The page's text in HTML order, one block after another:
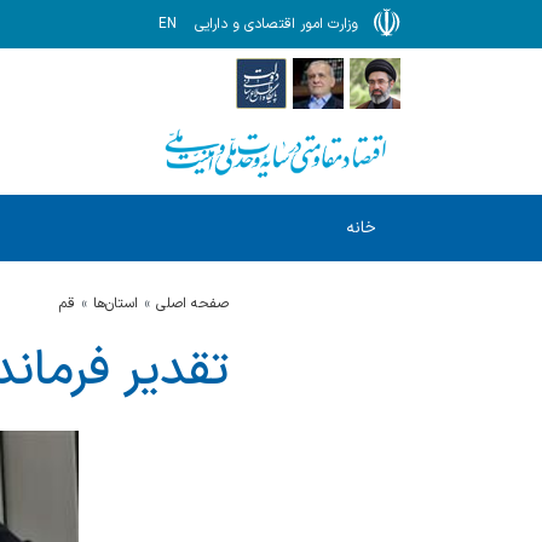
وزارت امور اقتصادی و دارایی EN
خانه
صفحه اصلی استان‌ها قم
تقدیر